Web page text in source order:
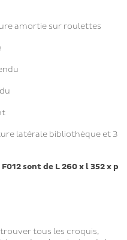
amortie sur roulettes
latérale bibliothèque et 3
sont de L 260 x l 352 x p
tous les croquis,